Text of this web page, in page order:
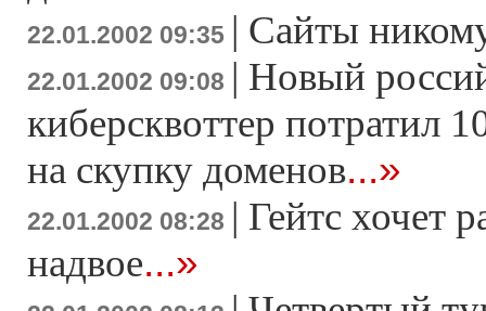
22.01.2002 09:35 | Сайты
22.01.2002 09:08 | Новый
киберсквоттер потратил
на скупку доменов...»
22.01.2002 08:28 | Гейтс хочет
надвое...»